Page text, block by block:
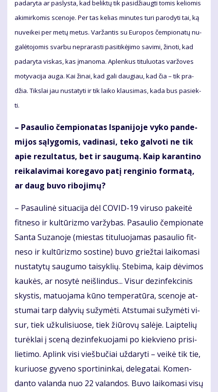
pa­da­ry­ta ar pa­slys­ta, kad be­lik­tų tik pa­si­džiaug­ti to­mis ke­lio­mis
aki­mir­ko­mis sce­no­je. Per tas ke­lias mi­nu­tes tu­ri pa­ro­dy­ti tai, ką
nu­vei­kei per me­tų me­tus. Var­žan­tis su Eu­ro­pos čem­pio­na­tų nu­
ga­lė­to­jo­mis svar­bu ne­pra­ras­ti pa­si­ti­kė­ji­mo sa­vi­mi, ži­no­ti, kad
pa­da­ry­ta vis­kas, kas įma­no­ma. Ap­len­kus ti­tu­luo­tas var­žo­ves
mo­ty­va­ci­ja au­ga. Kai ži­nai, kad ga­li dau­giau, kad čia – tik pra­
džia. Tiks­lai jau nu­sta­ty­ti ir tik lai­ko klau­si­mas, ka­da bus pa­siek­
ti.
– Pa­sau­lio čem­pio­na­tas Is­pa­ni­jo­je vy­ko pan­de­
mi­jos są­ly­go­mis, va­di­na­si, te­ko gal­vo­ti ne tik
apie re­zul­ta­tus, bet ir sau­gu­mą. Kaip ka­ran­ti­no
rei­ka­la­vi­mai ko­re­ga­vo pa­tį ren­gi­nio for­ma­tą,
ar daug bu­vo ri­bo­ji­mų?
– Pa­sau­li­nė si­tu­a­ci­ja dėl CO­VID-19 vi­ru­so pa­kei­tė
fit­ne­so ir kul­tū­riz­mo var­žy­bas. Pa­sau­lio čem­pio­na­te
San­ta Su­za­no­je (mies­tas ti­tu­luo­ja­mas pa­sau­lio fit­
ne­so ir kul­tū­riz­mo sos­ti­ne) bu­vo griež­tai lai­ko­ma­si
nu­sta­ty­tų sau­gu­mo tai­syk­lių. Ste­bi­ma, kaip dė­vi­mos
kau­kės, ar no­sy­tė ne­iš­lin­dus... Vi­sur dez­in­fek­ci­nis
skys­tis, ma­tuo­ja­ma kū­no tem­pe­ra­tū­ra, sce­no­je at­
stu­mai tarp da­ly­vių su­žy­mė­ti. At­stu­mai su­žy­mė­ti vi­
sur, tiek už­ku­li­siuo­se, tiek žiū­ro­vų sa­lė­je. Laip­te­lių
tu­rėk­lai į sce­ną dez­in­fe­kuo­ja­mi po kiek­vie­no pri­si­
lie­ti­mo. Ap­link vi­si vieš­bu­čiai už­da­ry­ti – vei­kė tik tie,
ku­riuo­se gy­ve­no spor­ti­nin­kai, de­le­ga­tai. Ko­men­
dan­to va­lan­da nuo 22 va­lan­dos. Bu­vo lai­ko­ma­si vi­sų